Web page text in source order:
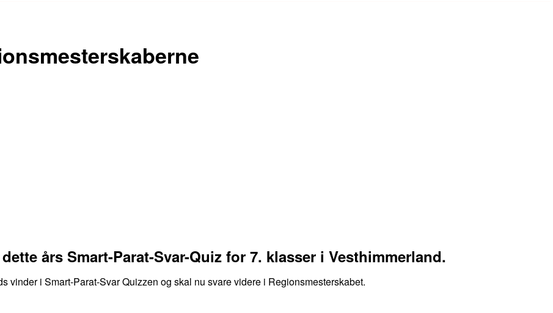
års Smart-Parat-Svar-Quiz for 7. klasser i Vesthimmerland.
vinder i Smart-Parat-Svar Quizzen og skal nu svare videre i Regionsmesterskabet.